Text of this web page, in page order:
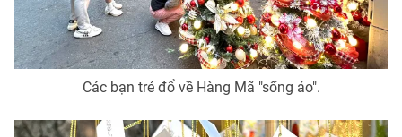
Các bạn trẻ đổ về Hàng Mã "sống ảo".